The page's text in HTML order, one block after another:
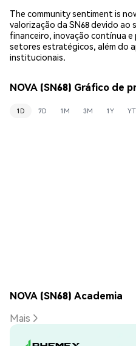
The community sentiment is
valorização da SN68 devido ao
financeiro, inovação contínua
setores estratégicos, além do
institucionais.
NOVA (SN68) Gráfico de
1D 7D 1M 3M 1Y
NOVA (SN68) Academia
Mais